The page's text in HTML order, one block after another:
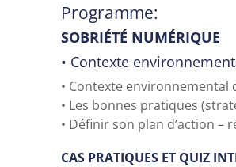
Programme:
SOBRIÉTÉ NUMÉRIQUE
• Contexte
• Contexte environnemental
• Les bonnes pratiques
• Définir son plan d’action –
CAS PRATIQUES ET QUIZ